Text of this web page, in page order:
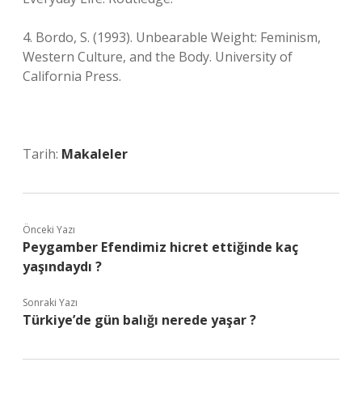
4. Bordo, S. (1993). Unbearable Weight: Feminism,
Western Culture, and the Body. University of
California Press.
Tarih: Makaleler
Önceki Yazı
Peygamber Efendimiz hicret ettiğinde kaç
yaşındaydı ?
Sonraki Yazı
Türkiye’de gün balığı nerede yaşar ?